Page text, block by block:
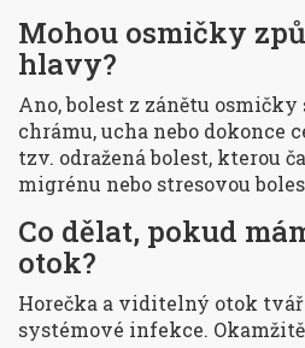
Mohou osmičky
hlavy?
Ano, bolest z zánětu osmičky
chrámu, ucha nebo dokonce
tzv. odražená bolest, kterou
migrénu nebo stresovou
Co dělat, pokud
otok?
Horečka a viditelný otok
systémové infekce.